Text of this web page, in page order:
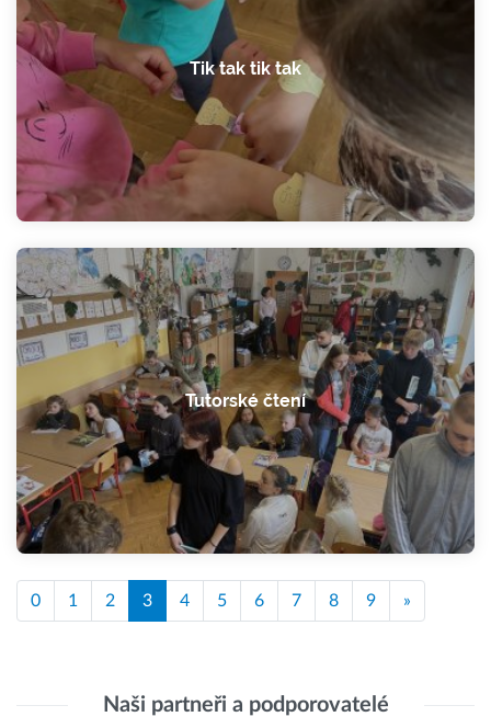
Tik tak tik tak
Tutorské čtení
0 1 2 3 4 5 6 7 8 9 »
Naši partneři a podporovatelé